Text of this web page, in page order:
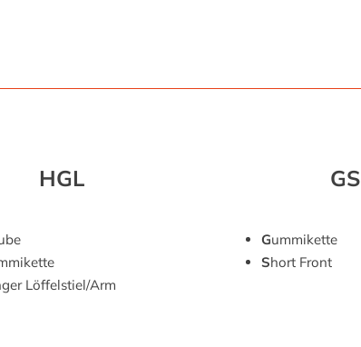
HGL
Löffelstiel/Arm
GS
Gummikette
Short Front